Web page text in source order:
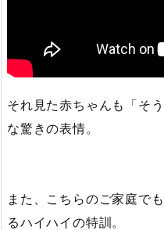
それ見た赤ちゃんも「そ
な驚きの表情。
また、こちらのご家庭で
るハイハイの特訓。